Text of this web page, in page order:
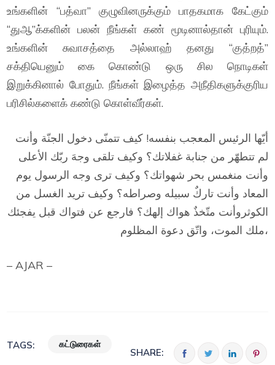
உங்களின் “பத்வா” குழுவினருக்கும் பாதகமாக கேட்கும்
“துஆ”க்களின் பலன் நீங்கள் கண் மூடினால்தான் புரியும்.
உங்களின் சுவாசத்தை அல்லாஹ் தனது “குத்றத்”
சக்தியெனும் கை கொண்டு ஒரு சில நொடிகள்
இறுக்கினால் போதும். நீங்கள் இழைத்த அநீதிகளுக்குரிய
பரிசில்களைக் கண்டு கொள்வீர்கள்.
أيّها الرئيس المعجب بنفسه! كيف تتمنّى دخول الجنّة وأنت
لم تتطهّر من جنابة غفلاتك؟ وكيف تلقى وجهَ ربّك الأعلى
وأنت منغمس بحر شهواتك؟ وكيف ترى وجه الرسول يوم
المعاد وأنت تاركٌ سبيله وصراطه؟ وكيف تريد الغسل من
الكوثروأنت متّخذٌ هواك إلهك؟ فارجع عن فتواك قبل يفجئك
ملك الموت، واتّق دعوة المظلوم،
– AJAR –
TAGS: கட்டுரைகள்
SHARE: